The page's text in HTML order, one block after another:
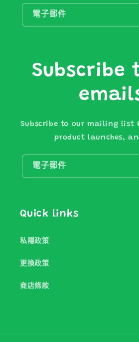
電子郵件
Subscribe
Subscribe to our mailing list
product launches,
電子郵件
Quick links
私隱政策
更換政策
商店條款